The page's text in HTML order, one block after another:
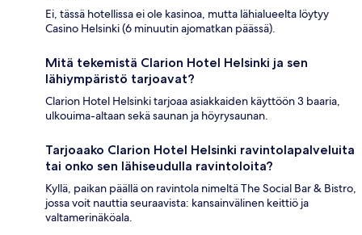
Ei, tässä hotellissa ei ole kasinoa, mutta lähialueelta löytyy
Casino Helsinki (6 minuutin ajomatkan päässä).
Mitä tekemistä Clarion Hotel Helsinki ja sen
lähiympäristö tarjoavat?
Clarion Hotel Helsinki tarjoaa asiakkaiden käyttöön 3 baaria,
ulkouima-altaan sekä saunan ja höyrysaunan.
Tarjoaako Clarion Hotel Helsinki ravintolapalveluita
tai onko sen lähiseudulla ravintoloita?
Kyllä, paikan päällä on ravintola nimeltä The Social Bar & Bistro,
jossa voit nauttia seuraavista: kansainvälinen keittiö ja
valtamerinäköala.